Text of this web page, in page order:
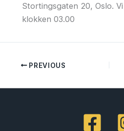
Stortingsgaten 20, Oslo.
klokken 03.00
PREVIOUS